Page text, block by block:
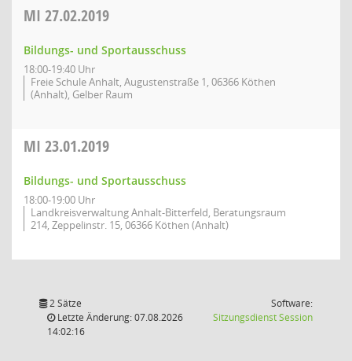
MI 27.02.2019
Bildungs- und Sportausschuss
18:00-19:40 Uhr
Freie Schule Anhalt, Augustenstraße 1, 06366 Köthen
(Anhalt), Gelber Raum
MI 23.01.2019
Bildungs- und Sportausschuss
18:00-19:00 Uhr
Landkreisverwaltung Anhalt-Bitterfeld, Beratungsraum
214, Zeppelinstr. 15, 06366 Köthen (Anhalt)
2 Sätze
Letzte Änderung: 07.08.2026
14:02:16
Software:
SitzungsdienstSession(Wird in